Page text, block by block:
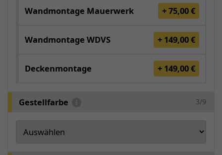
Wandmontage Mauerwerk + 75,00 €
Wandmontage WDVS + 149,00 €
Deckenmontage + 149,00 €
Gestellfarbe 3/9